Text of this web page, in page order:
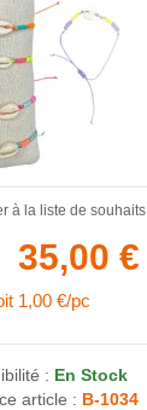
30CM
à la liste de souhaits
35,00 €
1,00 €/pc
: En Stock
article : B-1034